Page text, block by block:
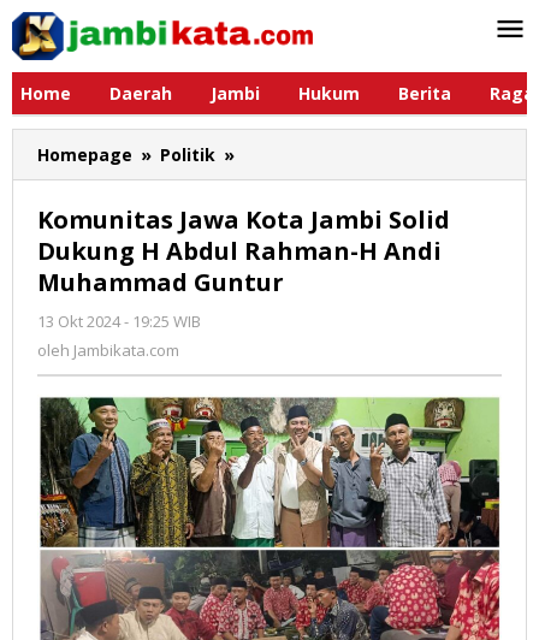
Lewati
konten
Home
Daerah Jambi Hukum Berita
Homepage » Politik »
Jawa
Jambi
Solid
Dukung
H
Andi
Muhammad
Guntur
Komunitas Jawa Kota Jambi Solid
Dukung H Abdul Rahman-H Andi
Muhammad Guntur
13 Okt 2024 - 19:25 WIB
oleh Jambikata.com